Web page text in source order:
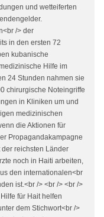
und wetteiferten
/> der
in den ersten 72
kubanische
Hilfe im
24 Stunden nahmen sie
chirurgische Noteingriffe
in Kliniken um und
medizinischen
die Aktionen für
Propagandakampagne
reichsten Länder
noch in Haiti arbeiten,
den internationalen<br
ist.<br /> <br /> <br />
für Hait helfen
dem Stichwort<br />